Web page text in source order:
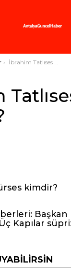
İbrahim Tatlıses kimdir?
kimdir?
Başkan
Kapılar